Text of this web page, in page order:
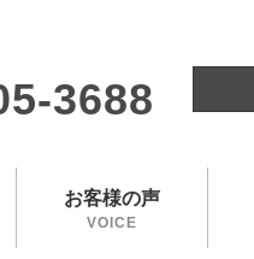
3688
お客様の声
VOICE